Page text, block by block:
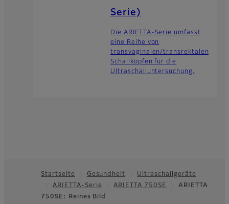
Serie)
Die ARIETTA-Serie umfasst
eine Reihe von
transvaginalen/transrektalen
Schallköpfen für die
Ultraschalluntersuchung.
Footer
Startseite Gesundheit
Ultraschallgeräte
ARIETTA-Serie
ARIETTA 750SE
ARIETTA
750SE: Reines Bild